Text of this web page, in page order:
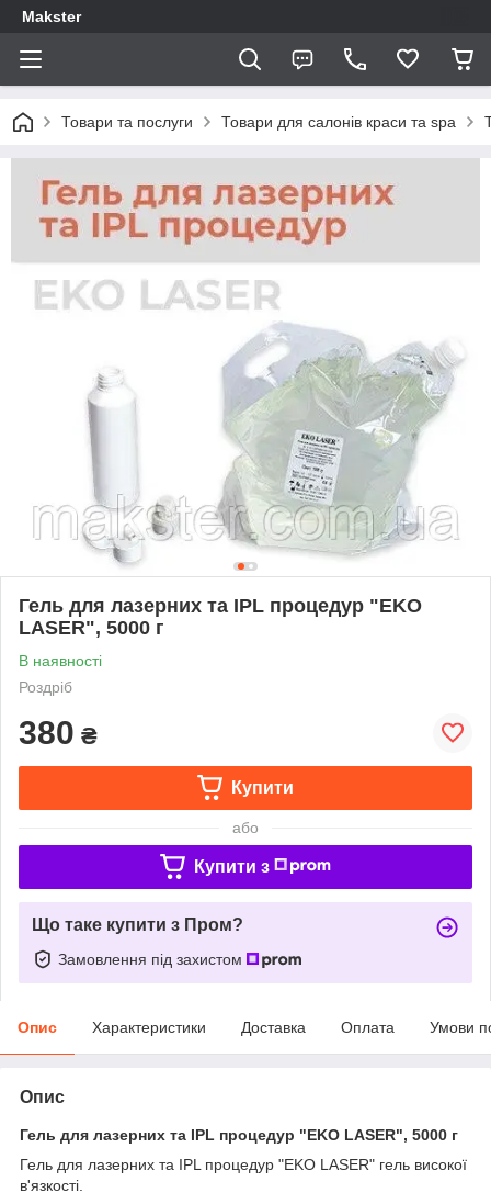
Makster
Товари та послуги Товари для салонів краси та spa
Гель для лазерних та IPL процедур "EKO
LASER", 5000 г
В наявності
Роздріб
380 ₴
Купити
або
Купити з
Що таке купити з Пром?
Замовлення під захистом
Опис Характеристики Доставка Оплата Умови
Опис
Гель для лазерних та IPL процедур "EKO LASER", 5000 г
Гель для лазерних та IPL процедур "EKO LASER" гель високої
в'язкості.